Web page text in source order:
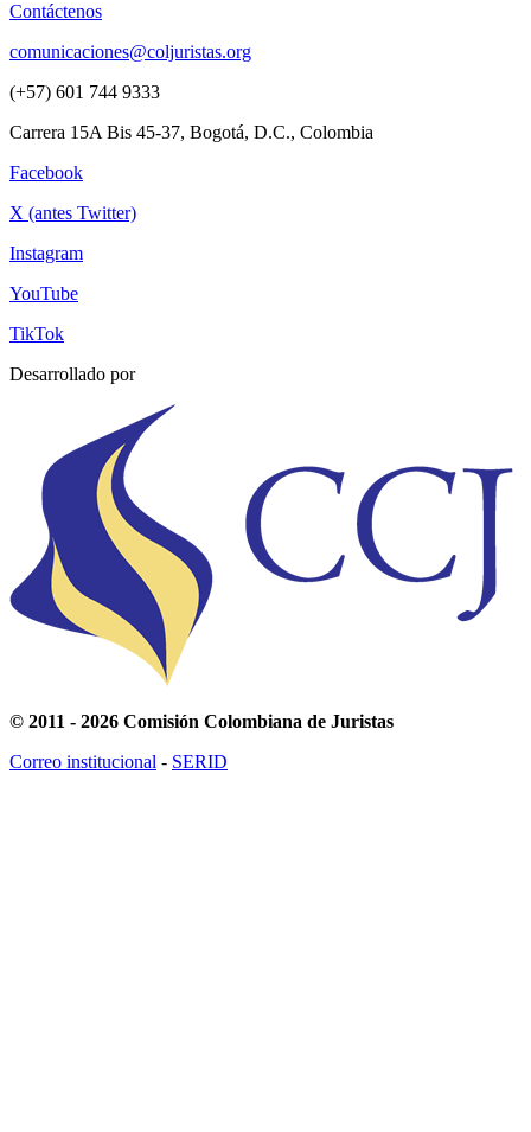
Contáctenos
comunicaciones@coljuristas.org
(+57) 601 744 9333
Carrera 15A Bis 45-37, Bogotá, D.C., Colombia
Facebook
X (antes Twitter)
Instagram
YouTube
TikTok
Desarrollado por
© 2011 - 2026 Comisión Colombiana de Juristas
Correo institucional - SERID